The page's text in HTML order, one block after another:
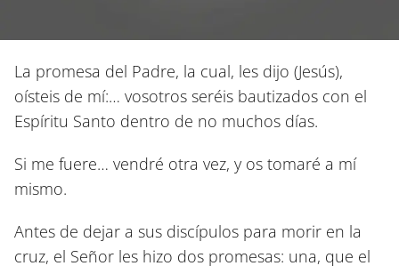
La promesa del Padre, la cual, les dijo (Jesús),
oísteis de mí:… vosotros seréis bautizados con el
Espíritu Santo dentro de no muchos días.
Si me fuere… vendré otra vez, y os tomaré a mí
mismo.
Antes de dejar a sus discípulos para morir en la
cruz, el Señor les hizo dos promesas: una, que el